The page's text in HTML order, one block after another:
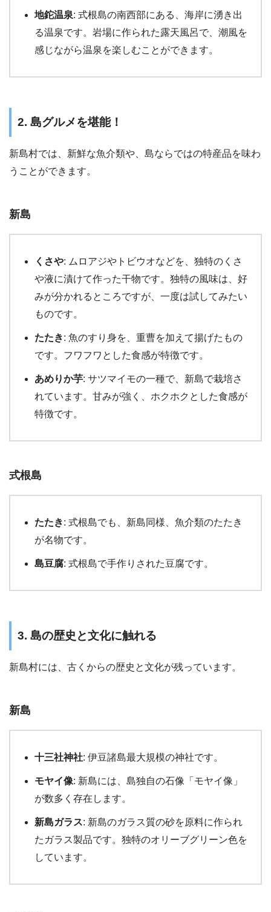
地鉈温泉: 式根島の南西部にある、海岸に湧き出
る温泉です。岩場に作られた露天風呂で、潮風を
感じながら温泉を楽しむことができます。
2. 島グルメを堪能！
新島村では、新鮮な魚介類や、島ならではの特産品を味わ
うことができます。
新島
くさや: ムロアジやトビウオなどを、独特のくさ
や液に漬けて作った干物です。独特の風味は、好
みが分かれるところですが、一度は試してみたい
ものです。
たたき: 魚のすり身を、重曹を加えて揚げたもの
です。フワフワとした食感が特徴です。
あめりか芋: サツマイモの一種で、新島で栽培さ
れています。甘みが強く、ホクホクとした食感が
特徴です。
式根島
たたき: 式根島でも、新島同様、魚介類のたたき
が名物です。
島豆腐: 式根島で手作りされた豆腐です。
3. 島の歴史と文化に触れる
新島村には、古くからの歴史と文化が残っています。
新島
十三社神社: 伊豆諸島最大規模の神社です。
モヤイ像: 新島には、島独自の石像「モヤイ像」
が数多く存在します。
新島ガラス: 新島のガラス質の砂を原料に作られ
たガラス製品です。独特のオリーブグリーン色を
しています。